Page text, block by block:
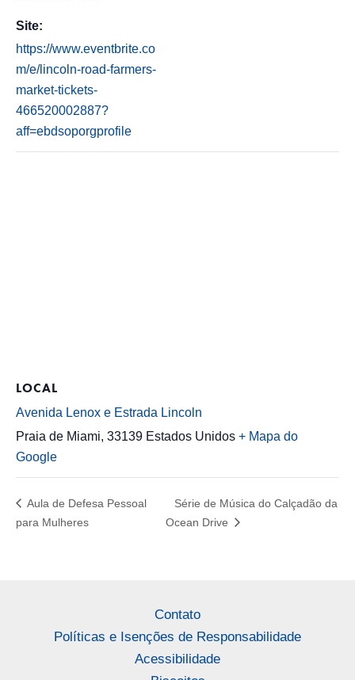
Site:
https://www.eventbrite.co
m/e/lincoln-road-farmers-
market-tickets-
466520002887?
aff=ebdsoporgprofile
LOCAL
Avenida Lenox e Estrada Lincoln
Praia de Miami, 33139 Estados Unidos + Mapa do
Google
Aula de Defesa Pessoal
para Mulheres
Série de Música do Calçadão da
Ocean Drive
Contato
Políticas e Isenções de Responsabilidade
Acessibilidade